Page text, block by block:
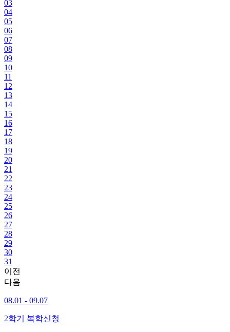
03
04
05
06
07
08
09
10
11
12
13
14
15
16
17
18
19
20
21
22
23
24
25
26
27
28
29
30
31
이전
다음
08.01 - 09.07
2학기 복학신청